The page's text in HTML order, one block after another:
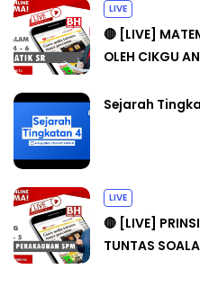
LIVE
🔴 [LIVE]
OLEH CIKGU
Sejarah
LIVE
🔴 [LIVE]
TUNTAS